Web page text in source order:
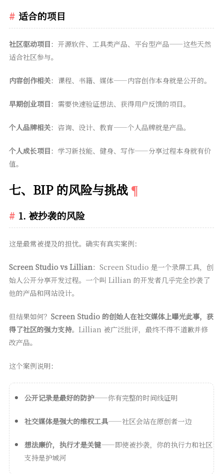
适合的项目
社区驱动项目：开源软件、工具类产品、平台型产品——这些天然
适合社区参与。
内容创作相关：课程、书籍、媒体——内容创作本身就是公开的。
早期创业项目：需要快速验证想法、获得用户反馈的项目。
个人品牌相关：咨询、设计、教育——个人品牌就是产品。
个人成长项目：学习新技能、健身、写作——分享过程本身就有价
值。
七、BIP 的风险与挑战
1. 被抄袭的风险
这是最常被提及的担忧。确实有真实案例：
Screen Studio vs Lillian：Screen Studio 是一个录屏工具，创
始人公开分享开发过程。一个叫 Lillian 的开发者几乎完全抄袭了
他的产品和网站设计。
但结果如何？ Screen Studio 的创始人在社交媒体上曝光此事，获
得了社区的强力支持。Lillian 被广泛批评，最终不得不道歉并修
改产品。
这个案例说明：
公开记录是最好的防护——你有完整的时间线证明
社交媒体是强大的维权工具——社区会站在原创者一边
想法廉价，执行才是关键——即使被抄袭，你的执行力和社区
支持是护城河